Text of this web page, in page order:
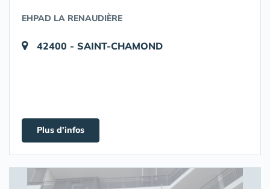
EHPAD LA RENAUDIÈRE
42400 - SAINT-CHAMOND
Plus d'infos